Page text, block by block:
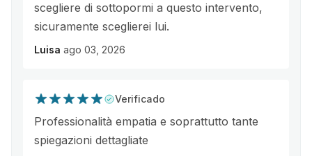
scegliere di sottopormi a questo intervento,
sicuramente sceglierei lui.
Luisa ago 03, 2026
Verificado
Professionalità empatia e soprattutto tante
spiegazioni dettagliate